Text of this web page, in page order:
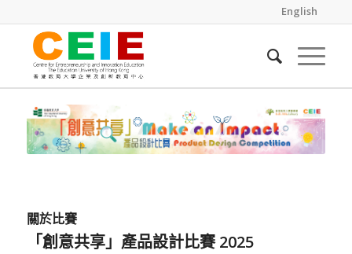
English
關於比賽
「創意共享」產品設計比賽 2025